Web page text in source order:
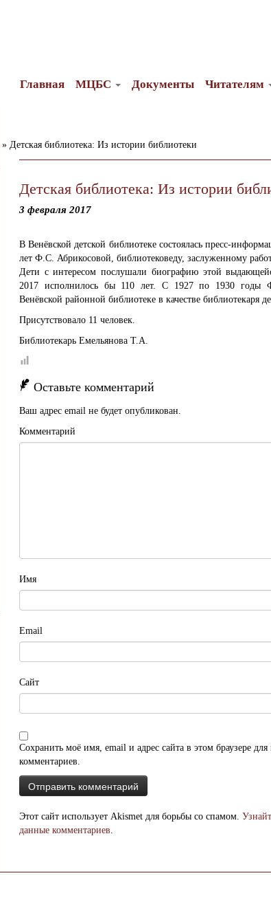
Главная МЦБС Документы Читателям
» Детская библиотека: Из истории библиотеки
Детская библиотека: Из истории
3 февраля 2017
В Венёвской детской библиотеке состоялась пресс-
лет Ф.С. Абрикосовой, библиотековеду, заслуженному
Дети с интересом послушали биографию этой
2017 исполнилось бы 110 лет. С 1927 по 1930 годы
Венёвской районной библиотеке в качестве библиотекаря
Присутствовало 11 человек.
Библиотекарь Емельянова Т.А.
Оставьте комментарий
Ваш адрес email не будет опубликован.
Комментарий
Имя
Email
Сайт
Сохранить моё имя, email и адрес сайта в этом браузере
комментариев.
Этот сайт использует Akismet для борьбы со спамом.
данные комментариев.